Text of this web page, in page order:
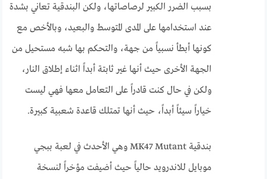
بسبب الضرر الكبير لرصاصاتها، ولكن البندقية تعاني بشدة
عند استخدامها على المدى المتوسط والبعيد، وبالأخص مع
كونها أبطأ نسبياً من جهة، والتحكم بها شبه مستحيل من
الجهة الأخرى حيث أنها غير ثابتة أبداً اثناء إطلاق النار،
ولكن في حال كنت قادراً على التعامل معها فهي ليست
خياراً سيئاً أبداً، حيث أنها تمتلك قاعدة شعبية كبيرة.
بندقية MK47 Mutant وهي الأحدث في لعبة ببجي
موبايل للاندرويد حالياً حيث أضيفت مؤخراً لنسخة